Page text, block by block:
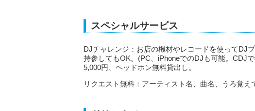
スペシャルサービス
DJチャレンジ：お店の機材やレコードを使ってDJ
持参してもOK。(PC、iPhoneでのDJも可能。CDJ
5,000円、ヘッドホン無料貸出し。
リクエスト無料：アーティスト名、曲名、うろ覚え